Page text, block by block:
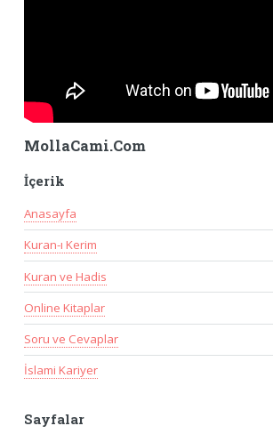
MollaCami.Com
İçerik
Anasayfa
Kuran-ı Kerim
Kuran ve Hadis
Online Kitaplar
Soru ve Cevaplar
İslami Kariyer
Sayfalar